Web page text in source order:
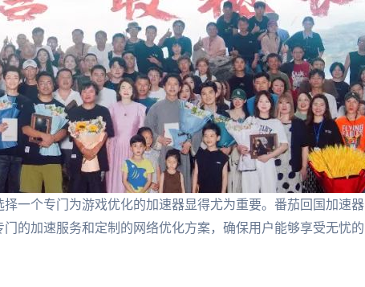
一个专门为游戏优化的加速器显得尤为重要。番茄回国加速器
的加速服务和定制的网络优化方案，确保用户能够享受无忧的